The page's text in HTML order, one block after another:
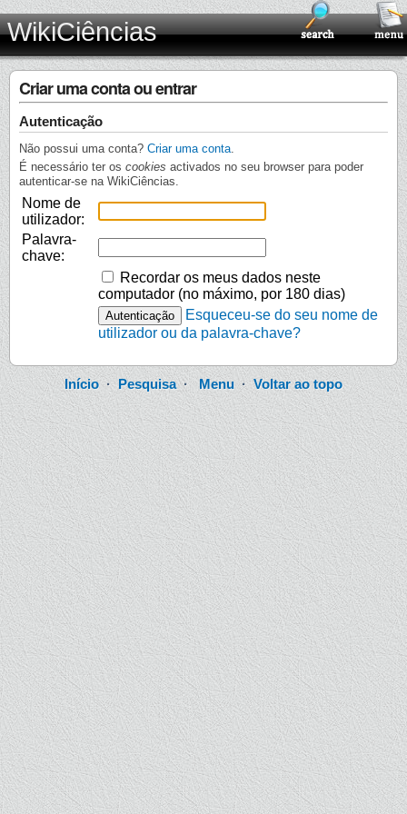
WikiCiências
Criar uma conta ou entrar
Autenticação
Não possui uma conta? Criar uma conta
É necessário ter os cookies activados no seu browser para poder
autenticar-se na WikiCiências.
Nome de
utilizador:
Palavra-
chave:
Recordar os meus dados neste
computador (no máximo, por 180 dias)
Esqueceu-se do seu nome de
utilizador ou da palavra-chave?
Início· Pesquisa·Menu ·Voltar ao topo